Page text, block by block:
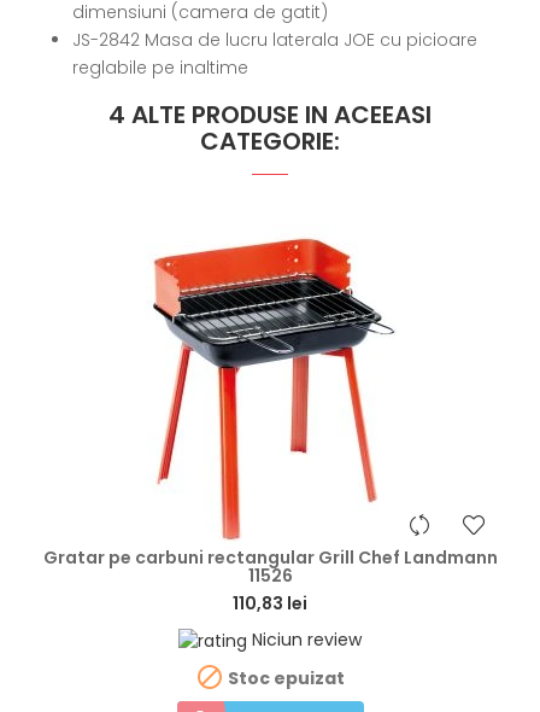
dimensiuni (camera de gatit)
JS-2842 Masa de lucru laterala JOE cu picioare
reglabile pe inaltime
4 ALTE PRODUSE IN ACEEASI
CATEGORIE:
Gratar pe carbuni rectangular Grill Chef Landmann
11526
110,83 lei
Niciun review
 Stoc epuizat